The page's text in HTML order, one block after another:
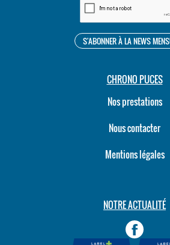
CHRONO PUCES
Nos prestations
Nous contacter
Mentions légales
NOTRE ACTUALITÉ